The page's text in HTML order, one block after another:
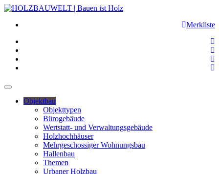
Merkliste
Objektbau
Objekttypen
Bürogebäude
Wertstatt- und Verwaltungsgebäude
Holzhochhäuser
Mehrgeschossiger Wohnungsbau
Hallenbau
Themen
Urbaner Holzbau